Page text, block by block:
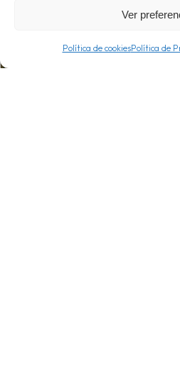
Ver
Política de cookiesPolítica de